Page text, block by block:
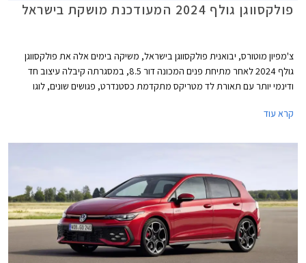
פולקסווגן גולף 2024 המעודכנת מושקת בישראל
צ'מפיון מוטורס, יבואנית פולקסווגן בישראל, משיקה בימים אלה את פולקסווגן
גולף 2024 לאחר מתיחת פנים המכונה דור 8.5, במסגרתה קיבלה עיצוב חד
ודינמי יותר עם תאורת לד מטריקס מתקדמת כסטנדרט, פגושים שונים, לוגו
אינץ' עם ממשק נוח יותר לתפעול ואפשרויות התאמה אישית. בנוסף עודכן היצע
משמעותית ביחס לדגם הקודם ועומד על החל מ- 169,900 ₪.
קרא עוד